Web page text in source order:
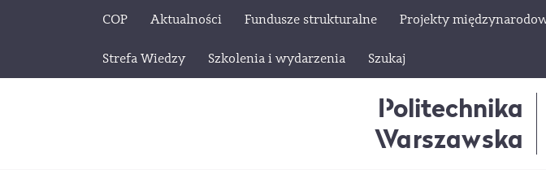
COP Aktualności Fundusze strukturalne Projekty
Strefa Wiedzy Szkolenia i wydarzenia Szukaj
Politechnika
Warszawska